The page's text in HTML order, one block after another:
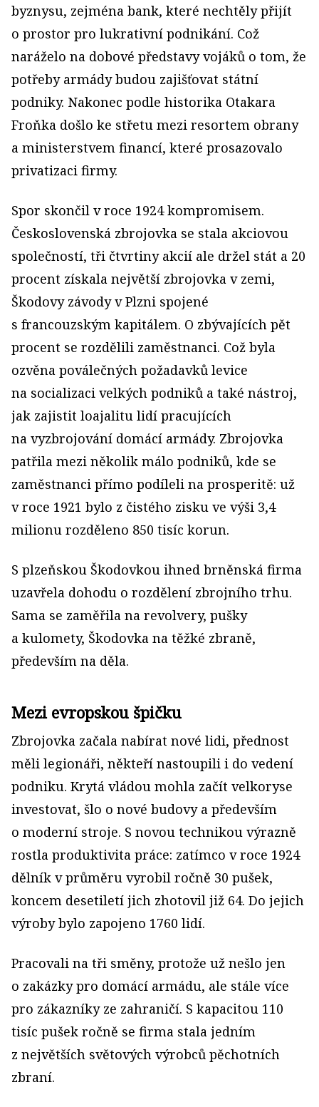
byznysu, zejména bank, které nechtěly přijít
o prostor pro lukrativní podnikání. Což
naráželo na dobové představy vojáků o tom, že
potřeby armády budou zajišťovat státní
podniky. Nakonec podle historika Otakara
Froňka došlo ke střetu mezi resortem obrany
a ministerstvem financí, které prosazovalo
privatizaci firmy.
Spor skončil v roce 1924 kompromisem.
Československá zbrojovka se stala akciovou
společností, tři čtvrtiny akcií ale držel stát a 20
procent získala největší zbrojovka v zemi,
Škodovy závody v Plzni spojené
s francouzským kapitálem. O zbývajících pět
procent se rozdělili zaměstnanci. Což byla
ozvěna poválečných požadavků levice
na socializaci velkých podniků a také nástroj,
jak zajistit loajalitu lidí pracujících
na vyzbrojování domácí armády. Zbrojovka
patřila mezi několik málo podniků, kde se
zaměstnanci přímo podíleli na prosperitě: už
v roce 1921 bylo z čistého zisku ve výši 3,4
milionu rozděleno 850 tisíc korun.
S plzeňskou Škodovkou ihned brněnská firma
uzavřela dohodu o rozdělení zbrojního trhu.
Sama se zaměřila na revolvery, pušky
a kulomety, Škodovka na těžké zbraně,
především na děla.
Mezi evropskou špičku
Zbrojovka začala nabírat nové lidi, přednost
měli legionáři, někteří nastoupili i do vedení
podniku. Krytá vládou mohla začít velkoryse
investovat, šlo o nové budovy a především
o moderní stroje. S novou technikou výrazně
rostla produktivita práce: zatímco v roce 1924
dělník v průměru vyrobil ročně 30 pušek,
koncem desetiletí jich zhotovil již 64. Do jejich
výroby bylo zapojeno 1760 lidí.
Pracovali na tři směny, protože už nešlo jen
o zakázky pro domácí armádu, ale stále více
pro zákazníky ze zahraničí. S kapacitou 110
tisíc pušek ročně se firma stala jedním
z největších světových výrobců pěchotních
zbraní.